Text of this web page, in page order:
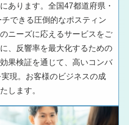
あります。全国47都道府県・
できる圧倒的なポスティン
ニーズに応えるサービスをご
、反響率を最大化するための
果検証を通じて、高いコンバ
現。お客様のビジネスの成
します。